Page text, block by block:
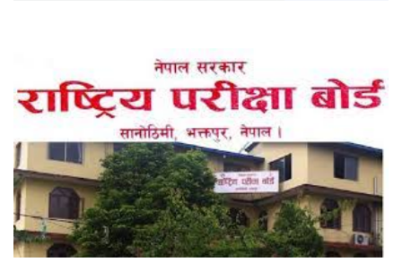
‘आइतबारको अफिस’ को परिचर्चा सम्पन्न